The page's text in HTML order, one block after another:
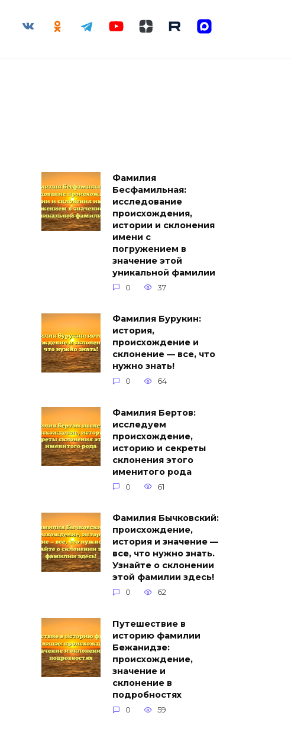
Фамилия
Бесфамильная:
исследование
происхождения,
истории и склонения
имени с
погружением в
значение этой
уникальной фамилии
0 37
Фамилия Бурукин:
история,
происхождение и
склонение — все, что
нужно знать!
0 64
Фамилия Бертов:
исследуем
происхождение,
историю и секреты
склонения этого
именитого рода
0 61
Фамилия Бычковский:
происхождение,
история и значение —
все, что нужно знать.
Узнайте о склонении
этой фамилии здесь!
0 62
Путешествие в
историю фамилии
Бежанидзе:
происхождение,
значение и
склонение в
подробностях
0 59